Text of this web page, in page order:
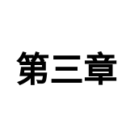
第三章